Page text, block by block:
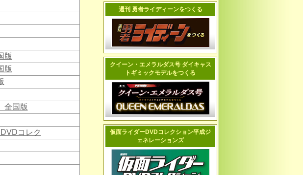
版
版
全国版
コレク
週刊 勇者ライディーンをつくる
クイーン・エメラルダス号 ダイキャス
トギミックモデルをつくる
仮面ライダーDVDコレクション平成ジ
ェネレーションズ